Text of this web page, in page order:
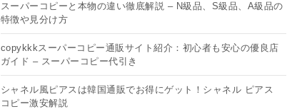
スーパーコピーと本物の違い徹底解説 – N級品、S級品、A級品の
特徴や見分け方
copykkkスーパーコピー通販サイト紹介：初心者も安心の優良店
ガイド – スーパーコピー代引き
シャネル風ピアスは韓国通販でお得にゲット！シャネル ピアス
コピー​激安解説